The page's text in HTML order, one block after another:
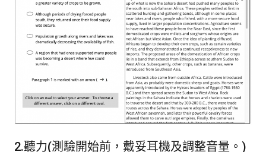
2.聽力(測驗開始前，戴妥耳機及調整音量。)